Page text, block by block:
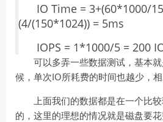
IO Time = 3+(60*1000/
(4/(150*1024)) = 5ms
IOPS = 1*1000/5 = 200
可以多弄一些数据测试，基本
候，单次IO所耗费的时间也越少，相
上面我们的数据都是在一个比
的，这里的理想的情况就是磁盘要